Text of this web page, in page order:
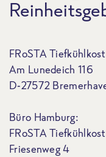
FRoSTA
Am Lunedeich 116
D-27572
Büro Hamburg:
FRoSTA
Friesenweg 4